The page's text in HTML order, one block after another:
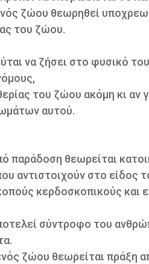
ζώου θεωρηθεί
του ζώου.
να ζήσει στο φυσικό
του ζώου ακόμη κι αν
αυτού.
παράδοση θεωρείται
αντιστοιχούν στο
κερδοσκοπικούς και
σύντροφο του
ζώου θεωρείται πράξη